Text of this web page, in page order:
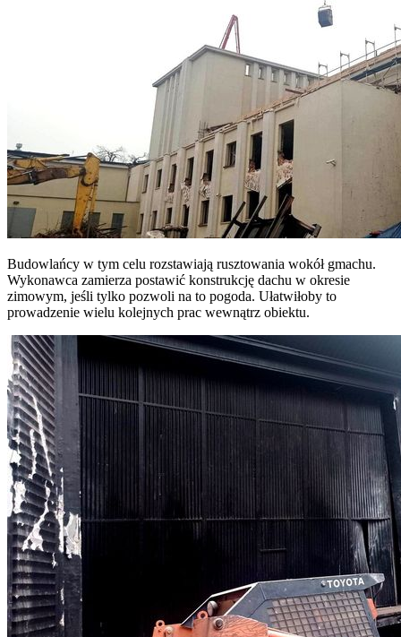
Budowlańcy w tym celu rozstawiają rusztowania wokół gmachu.
Wykonawca zamierza postawić konstrukcję dachu w okresie
zimowym, jeśli tylko pozwoli na to pogoda. Ułatwiłoby to
prowadzenie wielu kolejnych prac wewnątrz obiektu.